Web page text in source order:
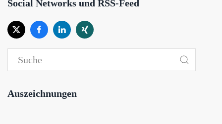
Social Networks und RSS-Feed
Auszeichnungen